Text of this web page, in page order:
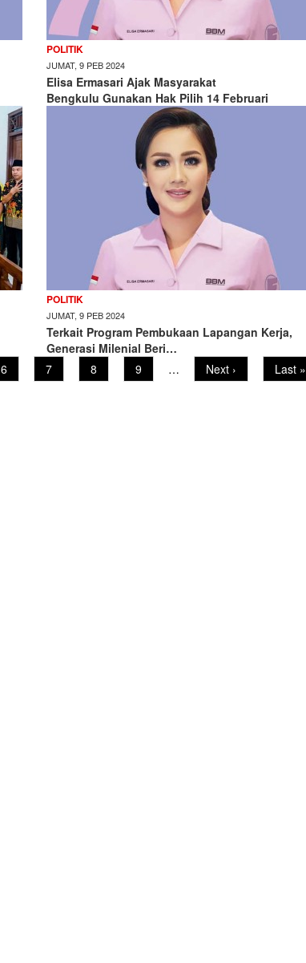
POLITIK
JUMAT, 9 PEB 2024
Elisa Ermasari Ajak Masyarakat
Bengkulu Gunakan Hak Pilih 14 Februari
POLITIK
JUMAT, 9 PEB 2024
Terkait Program Pembukaan Lapangan Kerja,
Generasi Milenial Beri…
Page
6 Page
7 Page
8 Page
9 …
Next
page
Next ›
Last
page
Last »